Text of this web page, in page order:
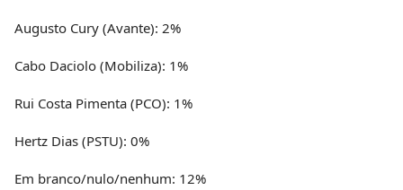
Augusto Cury (Avante): 2%
Cabo Daciolo (Mobiliza): 1%
Rui Costa Pimenta (PCO): 1%
Hertz Dias (PSTU): 0%
Em branco/nulo/nenhum: 12%